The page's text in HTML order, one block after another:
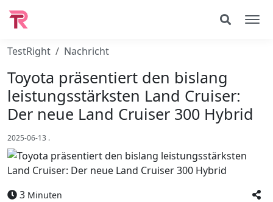
TestRight Nachricht
Toyota präsentiert den bislang
leistungsstärksten Land Cruiser:
Der neue Land Cruiser 300 Hybrid
2025-06-13 .
3 Minuten